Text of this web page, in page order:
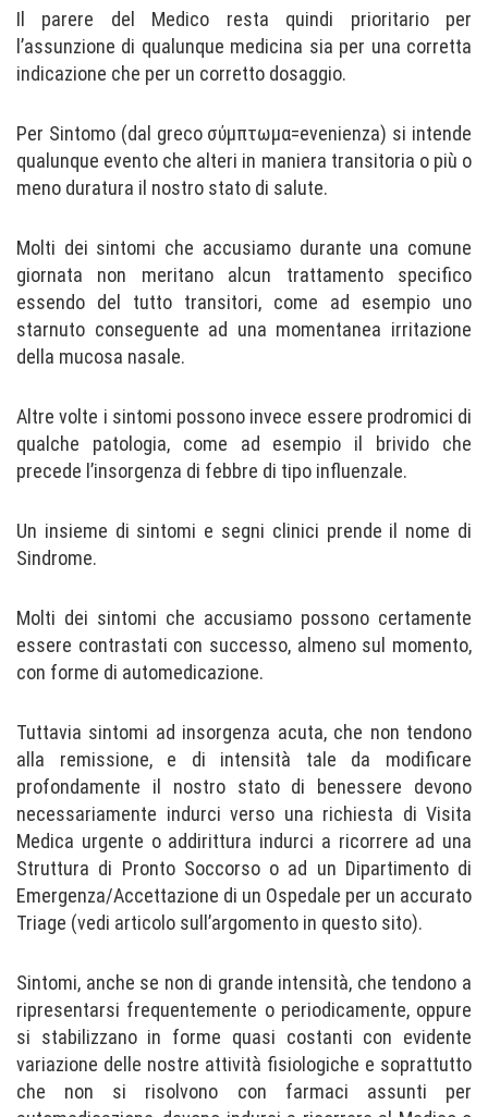
Il parere del Medico resta quindi prioritario per
l’assunzione di qualunque medicina sia per una corretta
indicazione che per un corretto dosaggio.
Per Sintomo (dal greco σύμπτωμα=evenienza) si intende
qualunque evento che alteri in maniera transitoria o più o
meno duratura il nostro stato di salute.
Molti dei sintomi che accusiamo durante una comune
giornata non meritano alcun trattamento specifico
essendo del tutto transitori, come ad esempio uno
starnuto conseguente ad una momentanea irritazione
della mucosa nasale.
Altre volte i sintomi possono invece essere prodromici di
qualche patologia, come ad esempio il brivido che
precede l’insorgenza di febbre di tipo influenzale.
Un insieme di sintomi e segni clinici prende il nome di
Sindrome.
Molti dei sintomi che accusiamo possono certamente
essere contrastati con successo, almeno sul momento,
con forme di automedicazione.
Tuttavia sintomi ad insorgenza acuta, che non tendono
alla remissione, e di intensità tale da modificare
profondamente il nostro stato di benessere devono
necessariamente indurci verso una richiesta di Visita
Medica urgente o addirittura indurci a ricorrere ad una
Struttura di Pronto Soccorso o ad un Dipartimento di
Emergenza/Accettazione di un Ospedale per un accurato
Triage (vedi articolo sull’argomento in questo sito).
Sintomi, anche se non di grande intensità, che tendono a
ripresentarsi frequentemente o periodicamente, oppure
si stabilizzano in forme quasi costanti con evidente
variazione delle nostre attività fisiologiche e soprattutto
che non si risolvono con farmaci assunti per